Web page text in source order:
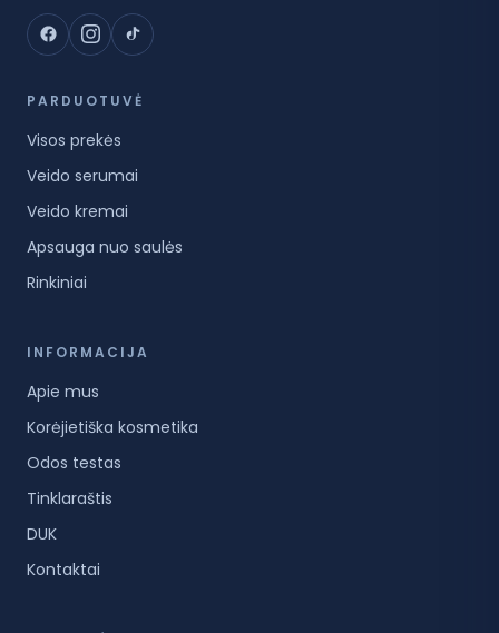
PARDUOTUVĖ
Visos prekės
Veido serumai
Veido kremai
Apsauga nuo saulės
Rinkiniai
INFORMACIJA
Apie mus
Korėjietiška kosmetika
Odos testas
Tinklaraštis
DUK
Kontaktai